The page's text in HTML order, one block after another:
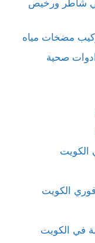
شاطر ورخيص
مضخات مياه
صحية
الكويت
في الكويت